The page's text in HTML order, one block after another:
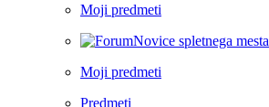
Moji predmeti
Novice spletnega mesta
Moji predmeti
Predmeti